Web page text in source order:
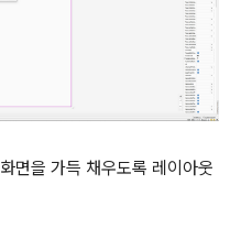
면을 가득 채우도록 레이아웃